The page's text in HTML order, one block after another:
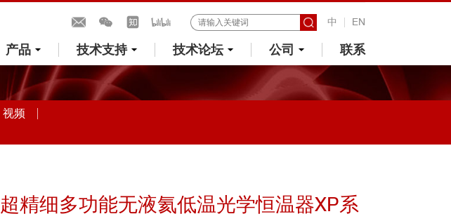
中 EN
产品 技术支持 技术论坛 公司 联系
视频
超精细多功能无液氦低温光学恒温器XP系